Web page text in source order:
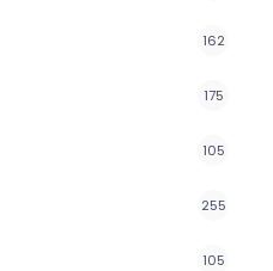
162
175
105
255
105